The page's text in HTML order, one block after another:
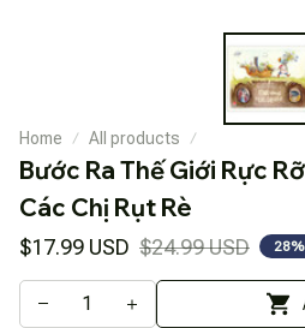
Home All products
Bước Ra Thế Giới Rực
Các Chị Rụt Rè
$17.99 USD $24.99 USD 28%